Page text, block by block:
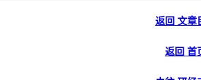
返回 文章
返回 首